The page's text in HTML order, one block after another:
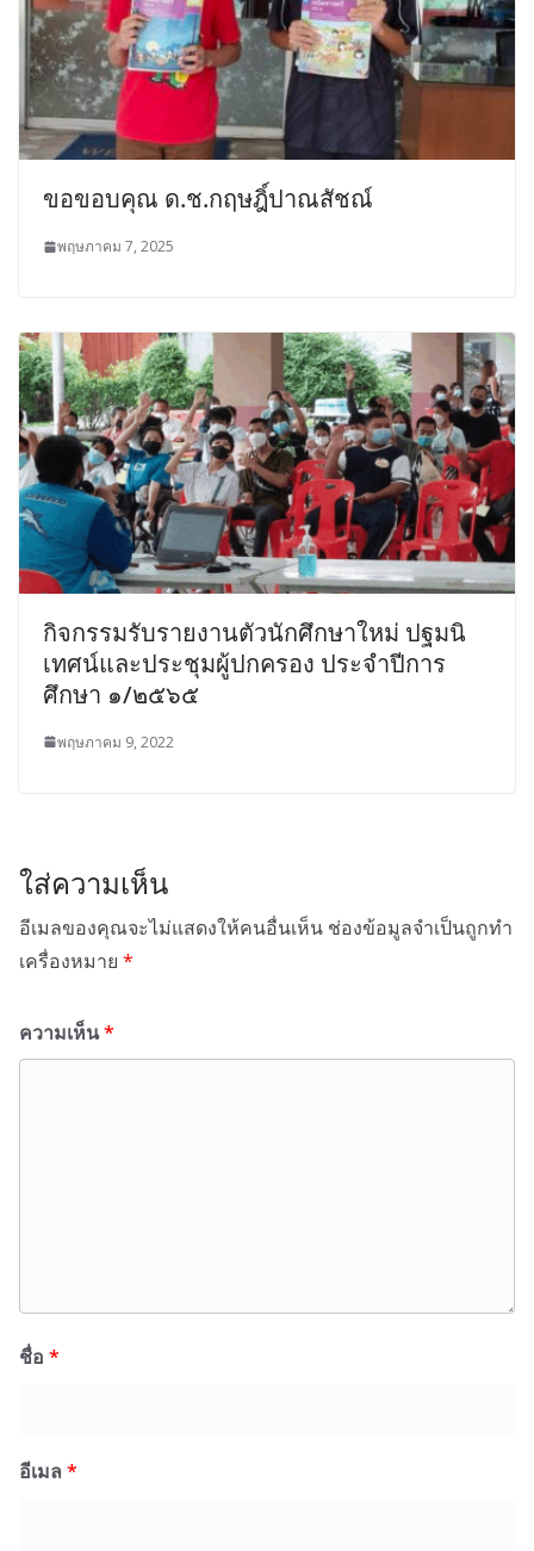
ขอขอบคุณ ด.ช.กฤษฎิ์ปาณสัชณ์
พฤษภาคม 7, 2025
กิจกรรมรับรายงานตัวนักศึกษาใหม่ ปฐมนิ
เทศน์และประชุมผู้ปกครอง ประจำปีการ
ศึกษา ๑/๒๕๖๕
พฤษภาคม 9, 2022
ใส่ความเห็น
อีเมลของคุณจะไม่แสดงให้คนอื่นเห็น ช่องข้อมูลจำเป็นถูกทำ
เครื่องหมาย *
ความเห็น*
ชื่อ *
อีเมล *